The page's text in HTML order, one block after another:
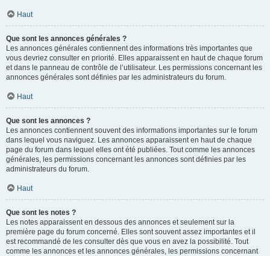
Haut
Que sont les annonces générales ?
Les annonces générales contiennent des informations très importantes que
vous devriez consulter en priorité. Elles apparaissent en haut de chaque forum
et dans le panneau de contrôle de l’utilisateur. Les permissions concernant les
annonces générales sont définies par les administrateurs du forum.
Haut
Que sont les annonces ?
Les annonces contiennent souvent des informations importantes sur le forum
dans lequel vous naviguez. Les annonces apparaissent en haut de chaque
page du forum dans lequel elles ont été publiées. Tout comme les annonces
générales, les permissions concernant les annonces sont définies par les
administrateurs du forum.
Haut
Que sont les notes ?
Les notes apparaissent en dessous des annonces et seulement sur la
première page du forum concerné. Elles sont souvent assez importantes et il
est recommandé de les consulter dès que vous en avez la possibilité. Tout
comme les annonces et les annonces générales, les permissions concernant